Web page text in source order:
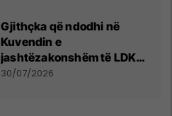
Gjithçka që ndodhi në
Kuvendin e
jashtëzakonshëm të LDK-
së
30/07/2026